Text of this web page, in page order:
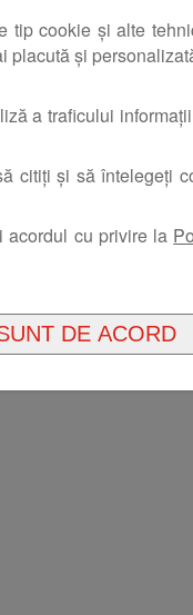
cookie și alte
și
a traficului
citiți și să întelegeți
acordul cu privire la